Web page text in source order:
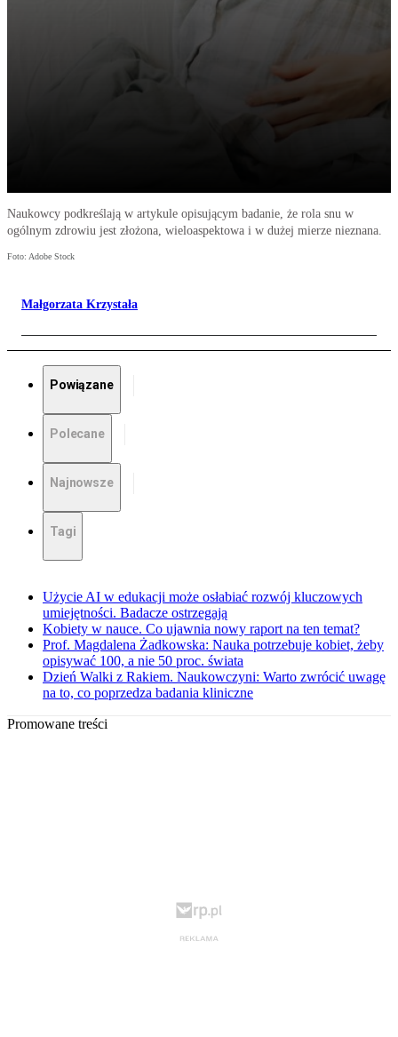
Naukowcy podkreślają w artykule opisującym badanie, że rola snu w
ogólnym zdrowiu jest złożona, wieloaspektowa i w dużej mierze nieznana.
Foto: Adobe Stock
Małgorzata Krzystała
Powiązane
Polecane
Najnowsze
Tagi
Użycie AI w edukacji może osłabiać rozwój kluczowych
umiejętności. Badacze ostrzegają
Kobiety w nauce. Co ujawnia nowy raport na ten temat?
Prof. Magdalena Żadkowska: Nauka potrzebuje kobiet, żeby
opisywać 100, a nie 50 proc. świata
Dzień Walki z Rakiem. Naukowczyni: Warto zwrócić uwagę
na to, co poprzedza badania kliniczne
Promowane treści